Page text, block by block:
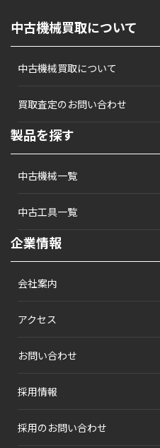
中古機械買取について
中古機械買取について
買取査定のお問い合わせ
製品を探す
中古機械一覧
中古工具一覧
企業情報
会社案内
アクセス
お問い合わせ
採用情報
採用のお問い合わせ